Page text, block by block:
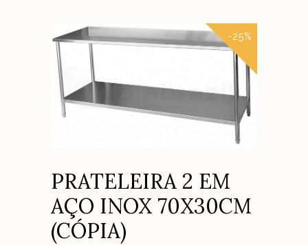
-25%
PRATELEIRA 2 EM
AÇO INOX 70X30CM
(CÓPIA)